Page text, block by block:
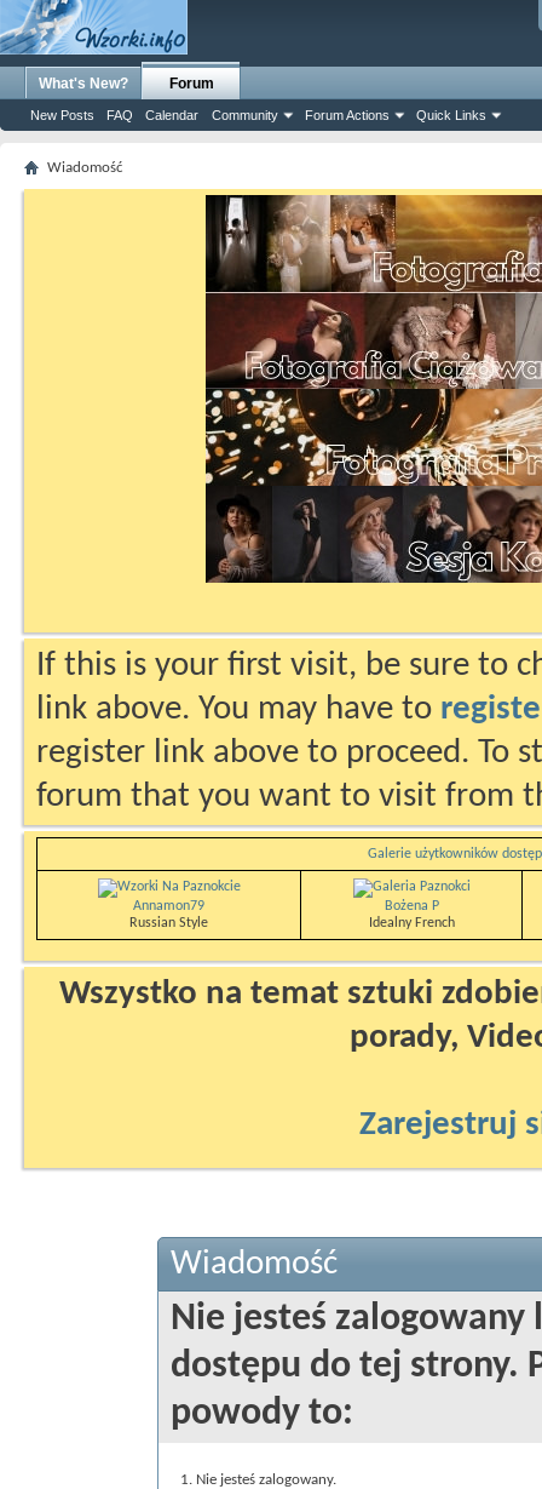
What's New? Forum
New Posts FAQ Calendar Community Forum Actions Quick Links
Wiadomość
If this is your first visit, be sure to
link above. You may have to
register link above to proceed. To
forum that you want to visit from
Galerie użytkowników
Annamon79
Russian Style
Bożena P
Idealny French
Wszystko na temat sztuki
porady,
Zarejestruj
Wiadomość
Nie jesteś zalogowany
dostępu do tej strony.
powody to:
Nie jesteś zalogowany.